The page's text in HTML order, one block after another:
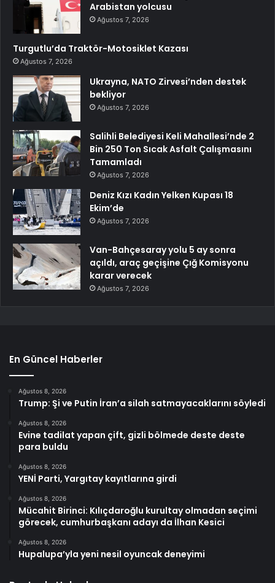
Arabistan yolcusu
Ağustos 7, 2026
Turgutlu’da Traktör-Motosiklet Kazası
Ağustos 7, 2026
Ukrayna, NATO Zirvesi’nden destek
bekliyor
Ağustos 7, 2026
Salihli Belediyesi Keli Mahallesi’nde 2
Bin 250 Ton Sıcak Asfalt Çalışmasını
Tamamladı
Ağustos 7, 2026
Deniz Kızı Kadın Yelken Kupası 18
Ekim’de
Ağustos 7, 2026
Van-Bahçesaray yolu 5 ay sonra
açıldı, araç geçişine Çığ Komisyonu
karar verecek
Ağustos 7, 2026
En Güncel Haberler
Ağustos 8, 2026
Trump: Şi ve Putin İran’a silah satmayacaklarını söyledi
Ağustos 8, 2026
Evine tadilat yapan çift, gizli bölmede deste deste
para buldu
Ağustos 8, 2026
YENİ Parti, Yargıtay kayıtlarına girdi
Ağustos 8, 2026
Mücahit Birinci: Kılıçdaroğlu kurultay olmadan seçimi
görecek, cumhurbaşkanı adayı da İlhan Kesici
Ağustos 8, 2026
Hupalupa’yla yeni nesil oyuncak deneyimi